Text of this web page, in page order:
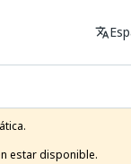
Idioma
translate
estar disponible.